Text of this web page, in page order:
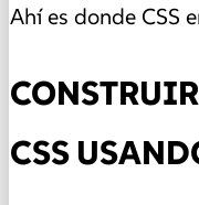
Ahí es donde CSS
CSS